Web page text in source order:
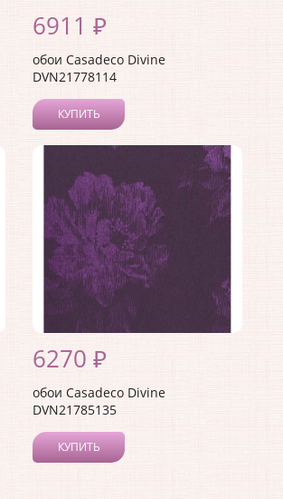
6911 ₽
обои Casadeco Divine
DVN21778114
КУПИТЬ
6270 ₽
обои Casadeco Divine
DVN21785135
КУПИТЬ